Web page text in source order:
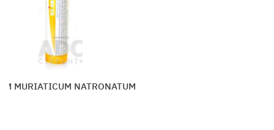
CONIUM MACULATUM